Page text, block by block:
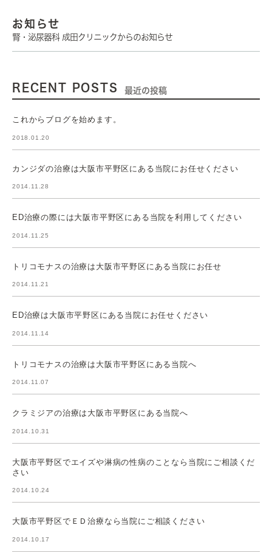
お知らせ
腎・泌尿器科 成田クリニックからのお知らせ
RECENT POSTS 最近の投稿
これからブログを始めます。
2018.01.20
カンジダの治療は大阪市平野区にある当院にお任せください
2014.11.28
ED治療の際には大阪市平野区にある当院を利用してください
2014.11.25
トリコモナスの治療は大阪市平野区にある当院にお任せ
2014.11.21
ED治療は大阪市平野区にある当院にお任せください
2014.11.14
トリコモナスの治療は大阪市平野区にある当院へ
2014.11.07
クラミジアの治療は大阪市平野区にある当院へ
2014.10.31
大阪市平野区でエイズや淋病の性病のことなら当院にご相談くだ
さい
2014.10.24
大阪市平野区でＥＤ治療なら当院にご相談ください
2014.10.17